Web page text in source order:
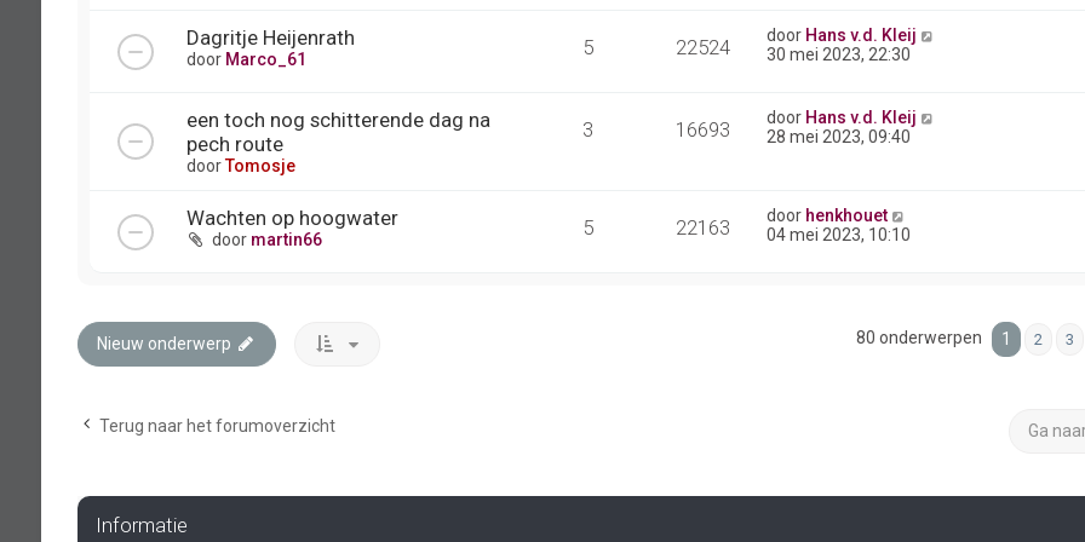
Dagritje Heijenrath
door Marco_61 5 22524 door Hans v.d. Kleij
30 mei 2023, 22:30
een toch nog schitterende dag na
pech route
doorTomosje
3 16693 door Hans v.d. Kleij
28 mei 2023, 09:40
Wachten op hoogwater
door martin66 5 22163 door henkhouet
04 mei 2023, 10:10
Nieuw onderwerp 80 onderwerpen 1 2 3
Terug naar het forumoverzicht Ga
Informatie